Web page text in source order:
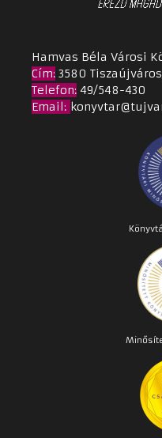
Hamvas Béla Városi
Cím: 3580
Telefon: 49/548-430
Email: